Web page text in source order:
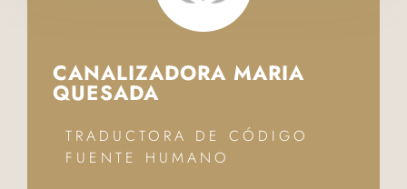
CANALIZADORA MARIA
QUESADA
TRADUCTORA DE CÓDIGO
FUENTE HUMANO